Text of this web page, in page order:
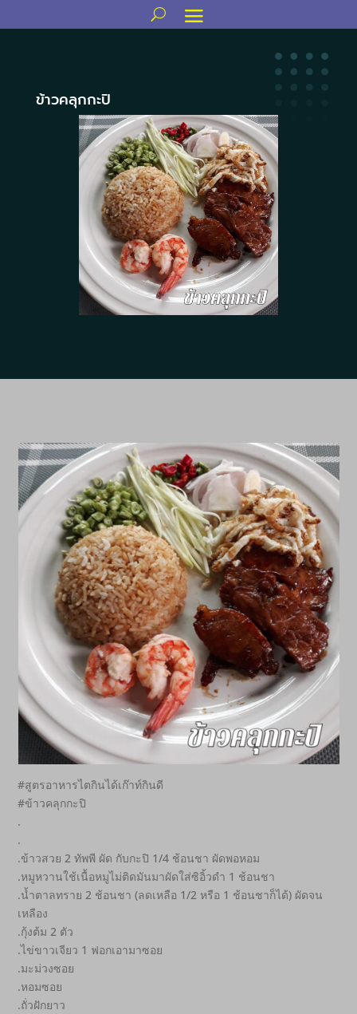
ข้าวคลุกกะปิ
#สูตรอาหารไตกินได้เก๊าท์กินดี
#ข้าวคลุกกะปิ
.
.
.ข้าวสวย 2 ทัพพี ผัด กับกะปิ 1/4 ช้อนชา ผัดพอหอม
.หมูหวานใช้เนื้อหมูไม่ติดมันมาผัดใส่ซิอิ้วดำ 1 ช้อนชา
.น้ำตาลทราย 2 ช้อนชา (ลดเหลือ 1/2 หรือ 1 ช้อนชาก็ได้) ผัดจน
เหลือง
.กุ้งต้ม 2 ตัว
.ไข่ขาวเจียว 1 ฟอกเอามาซอย
.มะม่วงซอย
.หอมซอย
.ถั่วฝักยาว